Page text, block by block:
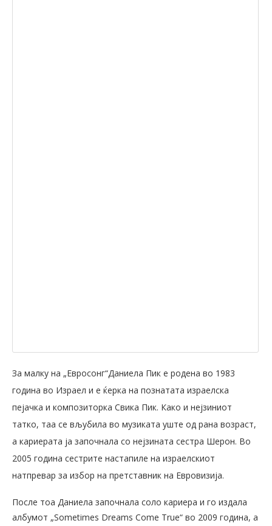
За малку на „Евросонг“Даниела Пик е родена во 1983
година во Израел и е ќерка на познатата израелска
пејачка и композиторка Свика Пик. Како и нејзиниот
татко, таа се вљубила во музиката уште од рана возраст,
а кариерата ја започнала со нејзината сестра Шерон. Во
2005 година сестрите настапиле на израелскиот
натпревар за избор на претставник на Евровизија.
После тоа Даниела започнала соло кариера и го издала
албумот „Sometimes Dreams Come True“ во 2009 година, а